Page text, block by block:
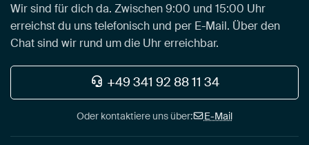
Wir sind für dich da. Zwischen 9:00 und 15:00 Uhr
erreichst du uns telefonisch und per E-Mail. Über den
Chat sind wir rund um die Uhr erreichbar.
+49 341 92 88 11 34
Oder kontaktiere uns über: E-Mail